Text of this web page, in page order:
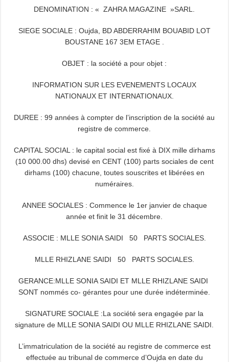
DENOMINATION : « ZAHRA MAGAZINE »SARL.
SIEGE SOCIALE : Oujda, BD ABDERRAHIM BOUABID LOT
BOUSTANE 167 3EM ETAGE .
OBJET : la société a pour objet :
INFORMATION SUR LES EVENEMENTS LOCAUX
NATIONAUX ET INTERNATIONAUX.
DUREE : 99 années à compter de l’inscription de la société au
registre de commerce.
CAPITAL SOCIAL : le capital social est fixé à DIX mille dirhams
(10 000.00 dhs) devisé en CENT (100) parts sociales de cent
dirhams (100) chacune, toutes souscrites et libérées en
numéraires.
ANNEE SOCIALES : Commence le 1er janvier de chaque
année et finit le 31 décembre.
ASSOCIE : MLLE SONIA SAIDI 50 PARTS SOCIALES.
MLLE RHIZLANE SAIDI 50 PARTS SOCIALES.
GERANCE:MLLE SONIA SAIDI ET MLLE RHIZLANE SAIDI
SONT nommés co- gérantes pour une durée indéterminée.
SIGNATURE SOCIALE :La société sera engagée par la
signature de MLLE SONIA SAIDI OU MLLE RHIZLANE SAIDI.
L’immatriculation de la société au registre de commerce est
effectuée au tribunal de commerce d’Oujda en date du